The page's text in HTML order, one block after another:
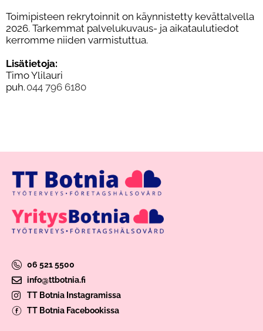
Toimipisteen rekrytoinnit on käynnistetty kevättalvella
2026. Tarkemmat palvelukuvaus- ja aikataulutiedot
kerromme niiden varmistuttua.
Lisätietoja:
Timo Ylilauri
puh.044 796 6180
06 521 5500
info@ttbotnia.fi
TT Botnia Instagramissa
TT Botnia Facebookissa